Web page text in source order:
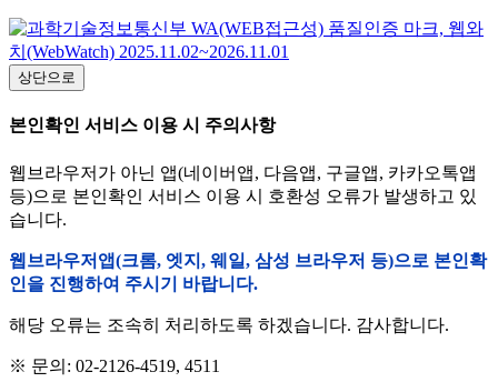
상단으로
본인확인 서비스 이용 시 주의사항
웹브라우저가 아닌 앱(네이버앱, 다음앱, 구글앱, 카카오톡앱
등)으로 본인확인 서비스 이용 시 호환성 오류가 발생하고 있
습니다.
웹브라우저앱(크롬, 엣지, 웨일, 삼성 브라우저 등)으로 본인확
인을 진행하여 주시기 바랍니다.
해당 오류는 조속히 처리하도록 하겠습니다. 감사합니다.
※ 문의: 02-2126-4519, 4511